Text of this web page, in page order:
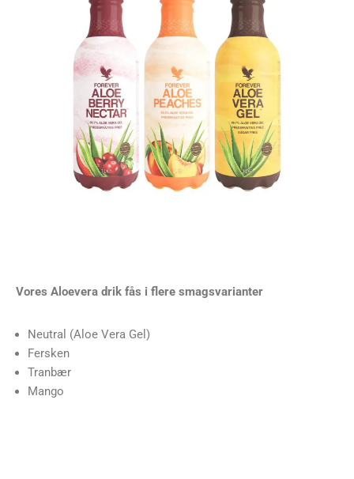
Vores Aloevera drik fås i flere smagsvarianter
Neutral (Aloe Vera Gel)
Fersken
Tranbær
Mango